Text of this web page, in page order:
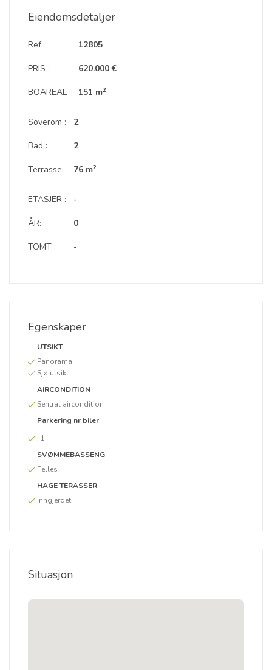
Eiendomsdetaljer
Ref:
PRIS :
BOAREAL :
12805
620.000 €
151 m2
Soverom :
Bad :
Terrasse:
2
2
76 m2
ETASJER :
ÅR:
TOMT :
-
0
-
Egenskaper
UTSIKT
Panorama
Sjø utsikt
AIRCONDITION
Sentral aircondition
Parkering nr biler
: 1
SVØMMEBASSENG
Felles
HAGE TERASSER
Inngjerdet
Situasjon